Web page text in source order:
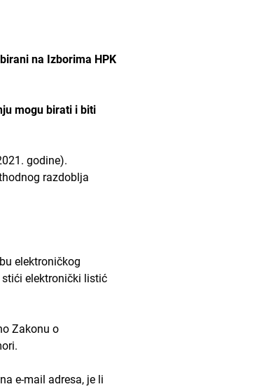
na Izborima HPK
mogu birati i biti
godine).
razdoblja
elektroničkog
elektronički listić
Zakonu o
e-mail adresa, je li